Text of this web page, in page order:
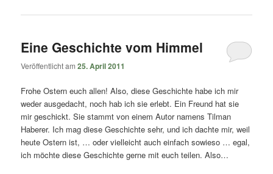
Eine Geschichte vom Himmel
Veröffentlicht am25. April 2011
Frohe Ostern euch allen! Also, diese Geschichte habe ich mir
weder ausgedacht, noch hab ich sie erlebt. Ein Freund hat sie
mir geschickt. Sie stammt von einem Autor namens Tilman
Haberer. Ich mag diese Geschichte sehr, und ich dachte mir, weil
heute Ostern ist, … oder vielleicht auch einfach sowieso … egal,
ich möchte diese Geschichte gerne mit euch teilen. Also…